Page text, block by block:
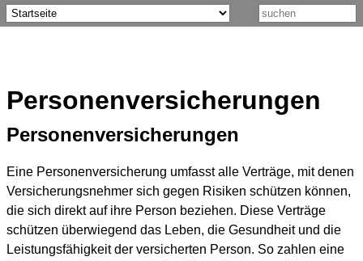
Personenversicherungen
Personenversicherungen
Eine Personenversicherung umfasst alle Verträge, mit denen
Versicherungsnehmer sich gegen Risiken schützen können,
die sich direkt auf ihre Person beziehen. Diese Verträge
schützen überwiegend das Leben, die Gesundheit und die
Leistungsfähigkeit der versicherten Person. So zahlen eine